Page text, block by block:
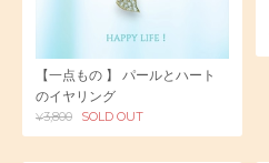
【一点もの 】 パールとハート
のイヤリング
¥3,800 SOLD OUT